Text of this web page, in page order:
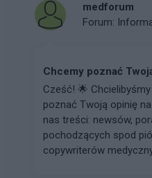
medforum
Forum:
Chcemy poznać
Cześć! 🌟
poznać Twoją opinię
nas treści: newsów,
pochodzących spod
copywriterów